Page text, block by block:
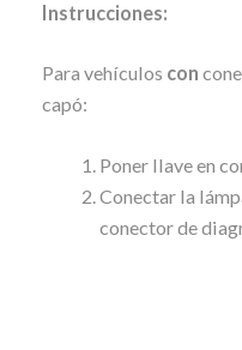
Instrucciones:
Para vehículos con
capó:
Poner llave en
Conectar la
conector de